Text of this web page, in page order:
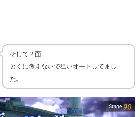
そして２面
とくに考えないで狙いオートしてまし
た。